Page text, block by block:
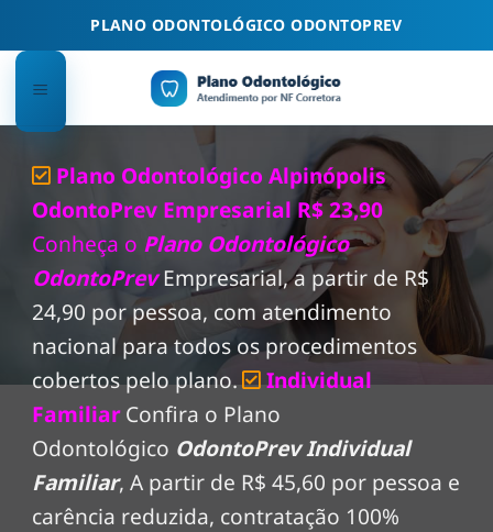
PLANO ODONTOLÓGICO ODONTOPREV
Plano Odontológico Alpinópolis
OdontoPrev Empresarial R$ 23,90
Conheça o Plano Odontológico
OdontoPrev Empresarial, a partir de R$
24,90 por pessoa, com atendimento
nacional para todos os procedimentos
cobertos pelo plano.
Individual
FamiliarConfira o Plano
Odontológico OdontoPrev Individual
Familiar, A partir de R$ 45,60 por pessoa e
carência reduzida, contratação 100%